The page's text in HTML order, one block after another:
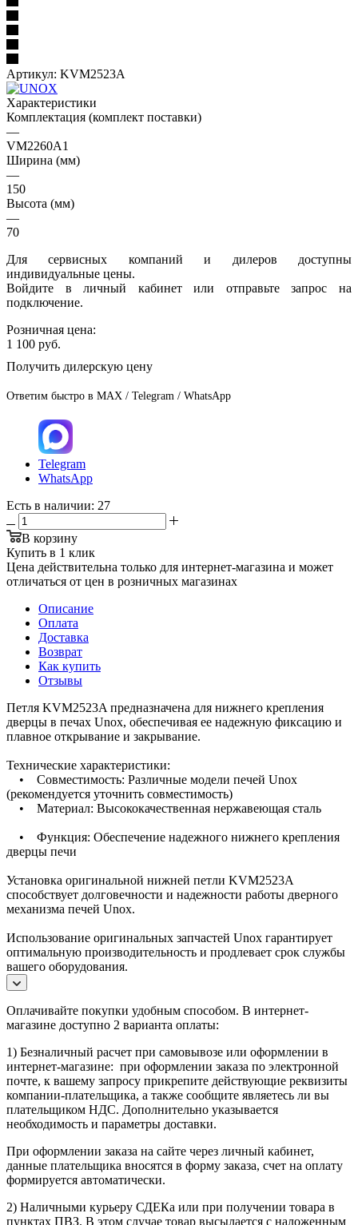
Артикул: KVM2523A
Характеристики
Комплектация (комплект поставки)
—
VM2260A1
Ширина (мм)
—
150
Высота (мм)
—
70
Для сервисных компаний и дилеров доступны
индивидуальные цены.
Войдите в личный кабинет или отправьте запрос на
подключение.
Розничная цена:
1 100 руб.
Получить дилерскую цену
Ответим быстро в MAX / Telegram / WhatsApp
Telegram
WhatsApp
Есть в наличии: 27
В корзину
Купить в 1 клик
Цена действительна только для интернет-магазина и может
отличаться от цен в розничных магазинах
Описание
Оплата
Доставка
Возврат
Как купить
Отзывы
Петля KVM2523A предназначена для нижнего крепления
дверцы в печах Unox, обеспечивая ее надежную фиксацию и
плавное открывание и закрывание.
Технические характеристики:
• Совместимость: Различные модели печей Unox
(рекомендуется уточнить совместимость)
• Материал: Высококачественная нержавеющая сталь
• Функция: Обеспечение надежного нижнего крепления
дверцы печи
Установка оригинальной нижней петли KVM2523A
способствует долговечности и надежности работы дверного
механизма печей Unox.
Использование оригинальных запчастей Unox гарантирует
оптимальную производительность и продлевает срок службы
вашего оборудования.
Оплачивайте покупки удобным способом. В интернет-
магазине доступно 2 варианта оплаты:
1) Безналичный расчет при самовывозе или оформлении в
интернет-магазине: при оформлении заказа по электронной
почте, к вашему запросу прикрепите действующие реквизиты
компании-плательщика, а также сообщите являетесь ли вы
плательщиком НДС. Дополнительно указывается
необходимость и параметры доставки.
При оформлении заказа на сайте через личный кабинет,
данные плательщика вносятся в форму заказа, счет на оплату
формируется автоматически.
2) Наличными курьеру СДЕКа или при получении товара в
пунктах ПВЗ. В этом случае товар высылается с наложенным